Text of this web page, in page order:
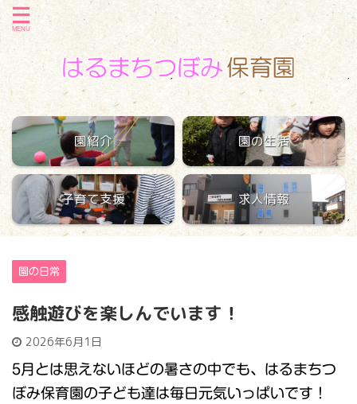
園紹介 園の生活
子育て支援 求人情報
園の日常
感触遊びを楽しんでいます！
2026年6月1日
5月とは思えないほどの暑さの中でも、はるまちつ
ぼみ保育園の子ども達は毎日元気いっぱいです！